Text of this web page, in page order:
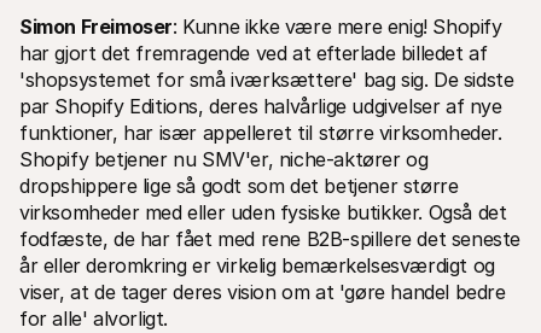
Simon Freimoser: Kunne ikke være mere enig! Shopify
har gjort det fremragende ved at efterlade billedet af
'shopsystemet for små iværksættere' bag sig. De sidste
par Shopify Editions, deres halvårlige udgivelser af nye
funktioner, har især appelleret til større virksomheder.
Shopify betjener nu SMV'er, niche-aktører og
dropshippere lige så godt som det betjener større
virksomheder med eller uden fysiske butikker. Også det
fodfæste, de har fået med rene B2B-spillere det seneste
år eller deromkring er virkelig bemærkelsesværdigt og
viser, at de tager deres vision om at 'gøre handel bedre
for alle' alvorligt.